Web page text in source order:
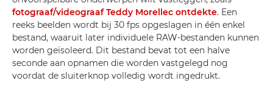
fotograaf/videograaf Teddy Morellec ontdekte. Een
reeks beelden wordt bij 30 fps opgeslagen in één enkel
bestand, waaruit later individuele RAW-bestanden kunnen
worden geïsoleerd. Dit bestand bevat tot een halve
seconde aan opnamen die worden vastgelegd nog
voordat de sluiterknop volledig wordt ingedrukt.